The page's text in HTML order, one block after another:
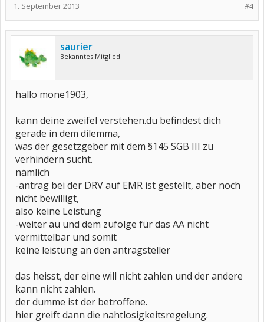
#4
1. September 2013
saurier
Bekanntes Mitglied
hallo mone1903,
kann deine zweifel verstehen.du befindest dich
gerade in dem dilemma,
was der gesetzgeber mit dem §145 SGB III zu
verhindern sucht.
nämlich
-antrag bei der DRV auf EMR ist gestellt, aber noch
nicht bewilligt,
also keine Leistung
-weiter au und dem zufolge für das AA nicht
vermittelbar und somit
keine leistung an den antragsteller
das heisst, der eine will nicht zahlen und der andere
kann nicht zahlen.
der dumme ist der betroffene.
hier greift dann die nahtlosigkeitsregelung.